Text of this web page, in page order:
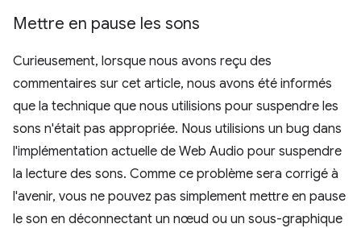
Mettre en pause les sons
Curieusement, lorsque nous avons reçu des
commentaires sur cet article, nous avons été informés
que la technique que nous utilisions pour suspendre les
sons n'était pas appropriée. Nous utilisions un bug dans
l'implémentation actuelle de Web Audio pour suspendre
la lecture des sons. Comme ce problème sera corrigé à
l'avenir, vous ne pouvez pas simplement mettre en pause
le son en déconnectant un nœud ou un sous-graphique